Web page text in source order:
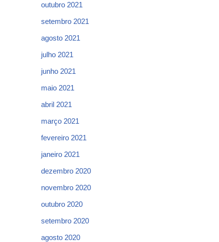
outubro 2021
setembro 2021
agosto 2021
julho 2021
junho 2021
maio 2021
abril 2021
março 2021
fevereiro 2021
janeiro 2021
dezembro 2020
novembro 2020
outubro 2020
setembro 2020
agosto 2020